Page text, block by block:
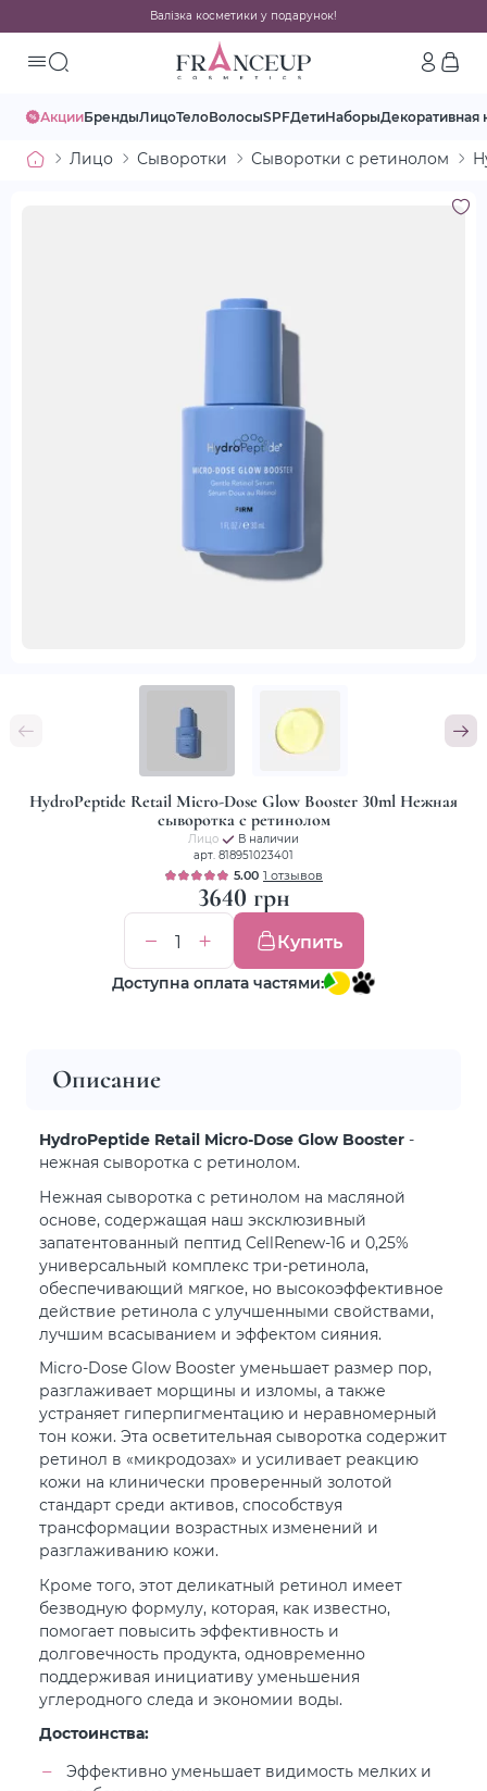
Валізка косметики у подарунок!
АкцииБрендыЛицоТелоВолосыSPFДетиНаборыДекоративная
Лицо Сыворотки Сыворотки с ретинолом
HydroPeptide Retail Micro-Dose Glow Booster 30ml Нежная
сыворотка с ретинолом
Лицо
В наличии
арт. 818951023401
5.00 1 отзывов
3640 грн
Купить
Доступна оплата частями:
Описание
HydroPeptide Retail Micro-Dose Glow Booster -
нежная сыворотка с ретинолом.
Нежная сыворотка с ретинолом на масляной
основе, содержащая наш эксклюзивный
запатентованный пептид CellRenew-16 и 0,25%
универсальный комплекс три-ретинола,
обеспечивающий мягкое, но высокоэффективное
действие ретинола с улучшенными свойствами,
лучшим всасыванием и эффектом сияния.
Micro-Dose Glow Booster уменьшает размер пор,
разглаживает морщины и изломы, а также
устраняет гиперпигментацию и неравномерный
тон кожи. Эта осветительная сыворотка содержит
ретинол в «микродозах» и усиливает реакцию
кожи на клинически проверенный золотой
стандарт среди активов, способствуя
трансформации возрастных изменений и
разглаживанию кожи.
Кроме того, этот деликатный ретинол имеет
безводную формулу, которая, как известно,
помогает повысить эффективность и
долговечность продукта, одновременно
поддерживая инициативу уменьшения
углеродного следа и экономии воды.
Достоинства:
Эффективно уменьшает видимость мелких и